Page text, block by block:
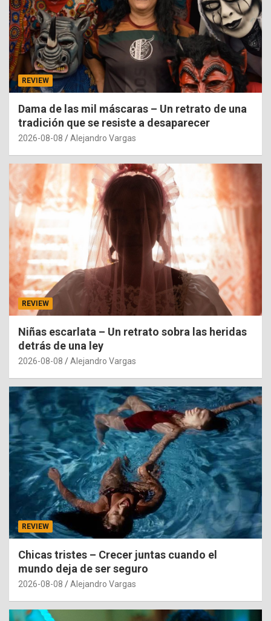
REVIEW
Dama de las mil máscaras – Un retrato de una
tradición que se resiste a desaparecer
2026-08-08 Alejandro Vargas
REVIEW
Niñas escarlata – Un retrato sobra las heridas
detrás de una ley
2026-08-08 Alejandro Vargas
REVIEW
Chicas tristes – Crecer juntas cuando el
mundo deja de ser seguro
2026-08-08 Alejandro Vargas